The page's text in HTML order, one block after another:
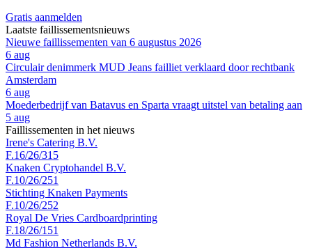
Gratis aanmelden
Laatste faillissementsnieuws
Nieuwe faillissementen van 6 augustus 2026
6 aug
Circulair denimmerk MUD Jeans failliet verklaard door rechtbank
Amsterdam
6 aug
Moederbedrijf van Batavus en Sparta vraagt uitstel van betaling aan
5 aug
Faillissementen in het nieuws
Irene's Catering B.V.
F.16/26/315
Knaken Cryptohandel B.V.
F.10/26/251
Stichting Knaken Payments
F.10/26/252
Royal De Vries Cardboardprinting
F.18/26/151
Md Fashion Netherlands B.V.